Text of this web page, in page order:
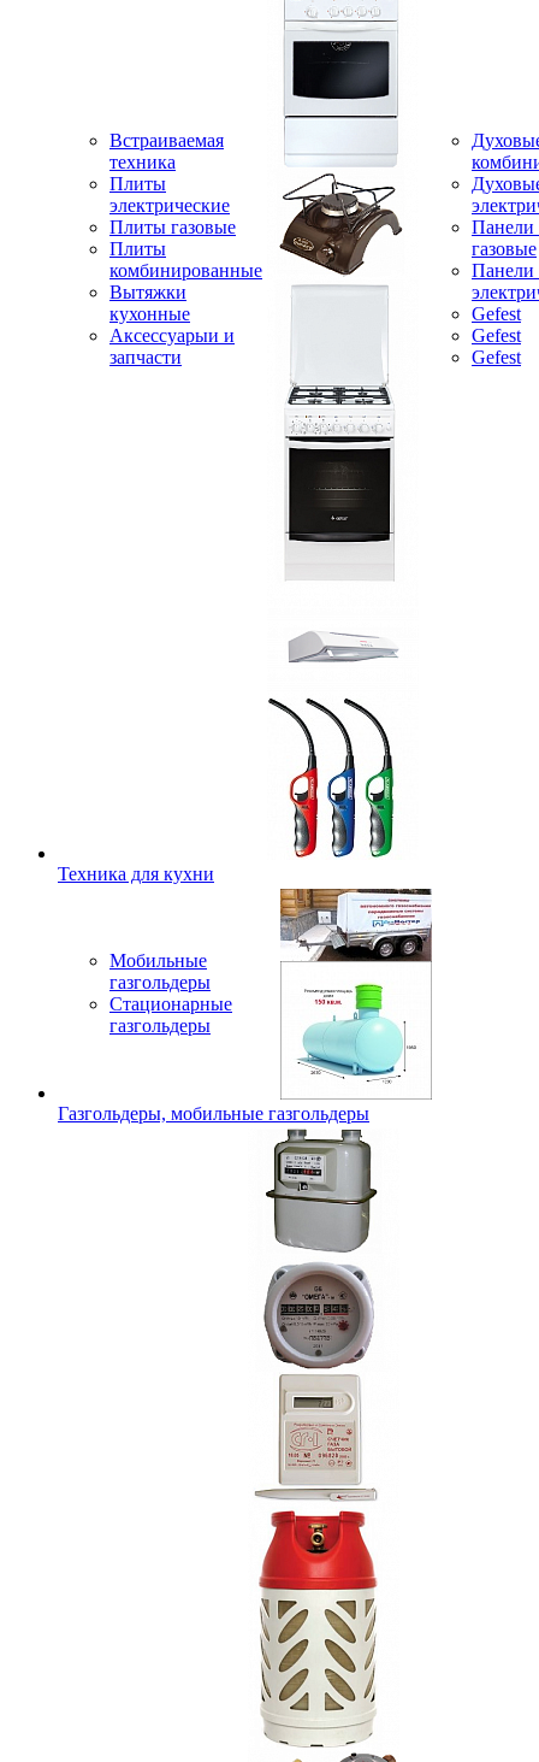
Встраиваемая
техника
Плиты
электрические
Плиты газовые
Плиты
комбинированные
Вытяжки
кухонные
Аксессуарыи и
запчасти
Панели
газовые
Панели
Gefest
Gefest
Gefest
Техника для кухни
Мобильные
газгольдеры
Стационарные
газгольдеры
Газгольдеры, мобильные газгольдеры